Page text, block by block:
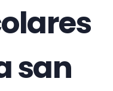
san